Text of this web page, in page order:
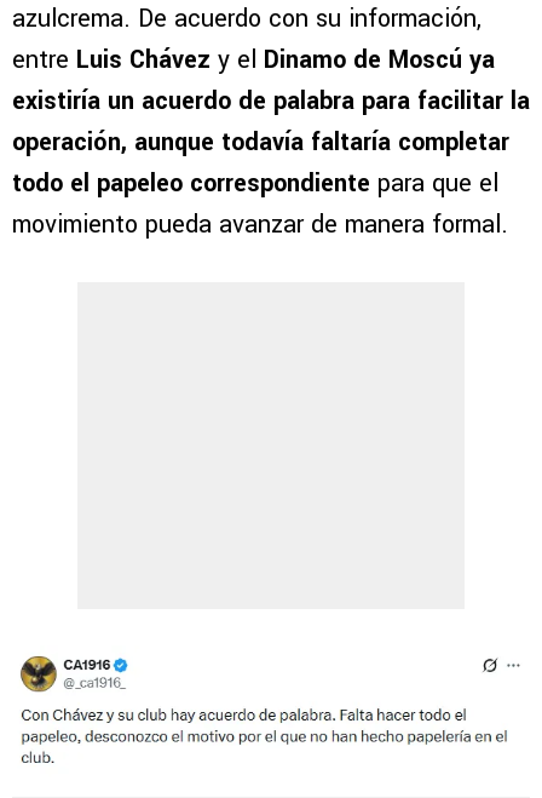
azulcrema. De acuerdo con su información,
entre Luis Chávez y el Dinamo de Moscú ya
existiría un acuerdo de palabra para facilitar la
operación, aunque todavía faltaría completar
todo el papeleo correspondiente para que el
movimiento pueda avanzar de manera formal.